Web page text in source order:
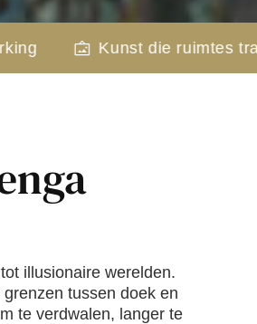
ruimtes transformeert
illusionaire werelden.
tussen doek en
te verdwalen, langer te